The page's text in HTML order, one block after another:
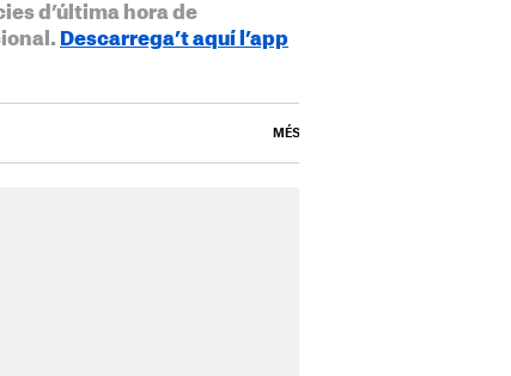
d’última hora de
Descarrega’t aquí l’app
MÉS